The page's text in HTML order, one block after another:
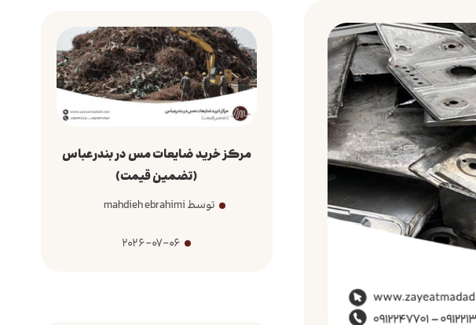
مرکز خرید ضایعات مس در بندرعباس
(تضمین قیمت)
توسط mahdieh ebrahimi
2026-07-06